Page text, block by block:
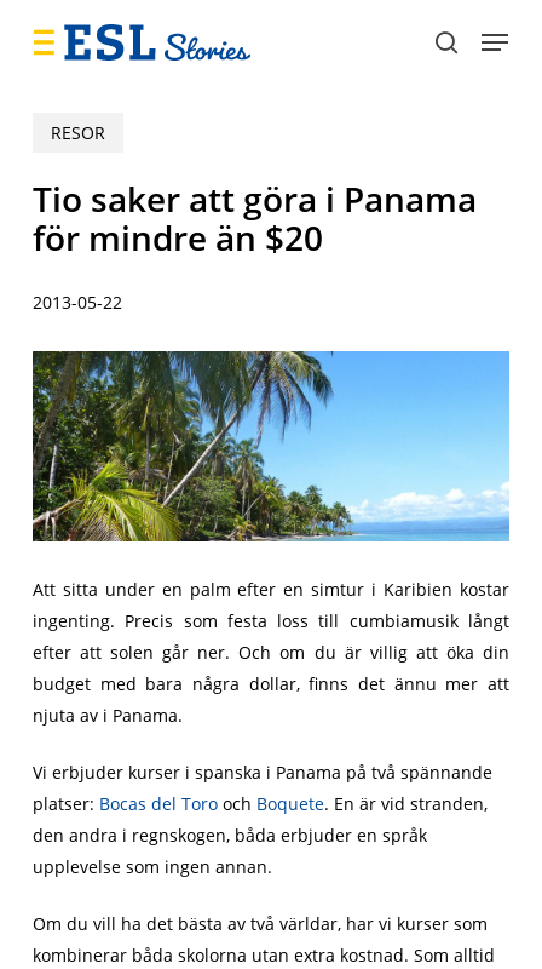
search
Menu
RESOR
Tio saker att göra i Panama
för mindre än $20
2013-05-22
Att sitta under en palm efter en simtur i Karibien kostar
ingenting. Precis som festa loss till cumbiamusik långt
efter att solen går ner. Och om du är villig att öka din
budget med bara några dollar, finns det ännu mer att
njuta av i Panama.
Vi erbjuder kurser i spanska i Panama på två spännande
platser: Bocas del Torooch Boquete. En är vid stranden,
den andra i regnskogen, båda erbjuder en språk
upplevelse som ingen annan.
Om du vill ha det bästa av två världar, har vi kurser som
kombinerar båda skolorna utan extra kostnad. Som alltid